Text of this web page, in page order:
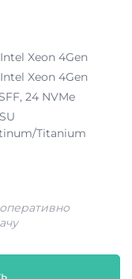
Xeon 4Gen
Xeon 4Gen
24 NVMe
Titanium